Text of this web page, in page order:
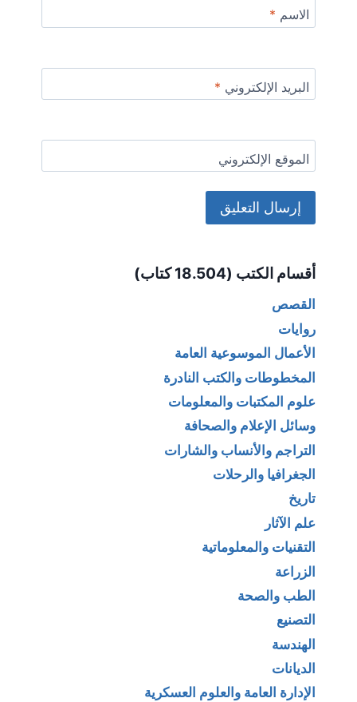
الاسم *
البريد الإلكتروني *
الموقع الإلكتروني
أقسام الكتب (18.504 كتاب)
القصص
روايات
الأعمال الموسوعية العامة
المخطوطات والكتب النادرة
علوم المكتبات والمعلومات
وسائل الإعلام والصحافة
التراجم والأنساب والشارات
الجغرافيا والرحلات
تاريخ
علم الآثار
التقنيات والمعلوماتية
الزراعة
الطب والصحة
التصنيع
الهندسة
الديانات
الإدارة العامة والعلوم العسكرية